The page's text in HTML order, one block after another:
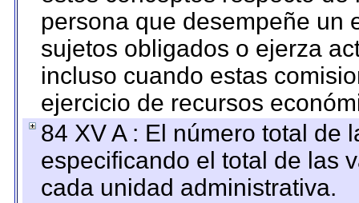
persona que desempeñe un
sujetos obligados o ejerza
incluso cuando estas
ejercicio de recursos
84 XV A : El número total de
especificando el total de las
cada unidad administrativa.